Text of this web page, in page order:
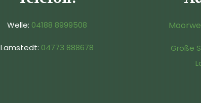
Welle: 04188 8999508
Lamstedt: 04773 888678
Große